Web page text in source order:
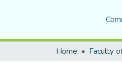
Home Faculty